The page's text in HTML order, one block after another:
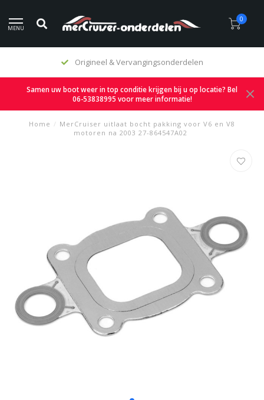
MENU
0
Origineel & Vervangingsonderdelen
Samen uw boot weer in top conditie krijgen bij u op locatie? Bel
06-53838995 voor meer informatie!
Home / MerCruiser uitlaat bocht pakking voor V6 en V8
motoren na 2003 27-864547A02